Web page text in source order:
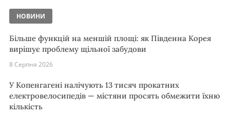
НОВИНИ
Більше функцій на меншій площі: як Південна Корея
вирішує проблему щільної забудови
8 Серпня 2026
У Копенгагені налічують 13 тисяч прокатних
електровелосипедів — містяни просять обмежити їхню
кількість